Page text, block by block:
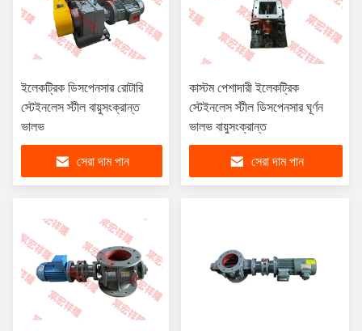
ইলেকট্রিক ডিসপেনসার রোটারি
স্টেইনলেস স্টীল বায়ুসংক্রান্ত
ভালভ
সেরা দাম পান
কাস্টম পেশাদারী ইলেকট্রিক
স্টেইনলেস স্টীল ডিসপেনসার ঘূর্ণন
ভালভ বায়ুসংক্রান্ত
সেরা দাম পান